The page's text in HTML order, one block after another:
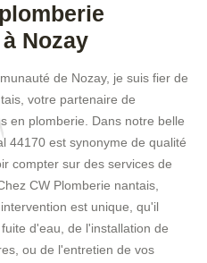
Nozay
de Nozay, je suis fier de
votre partenaire de
en plomberie. Dans notre belle
44170 est synonyme de qualité
compter sur des services de
CW Plomberie nantais,
est unique, qu'il
d'eau, de l'installation de
ou de l'entretien de vos